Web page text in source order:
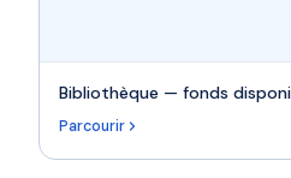
Bibliothèque — fonds
Parcourir